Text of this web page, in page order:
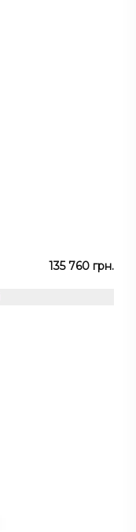
135 760 грн.